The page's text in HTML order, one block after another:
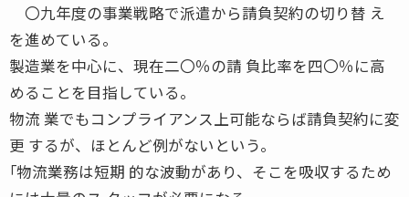
〇九年度の事業戦略で派遣から請負契約の切り替 え
を進めている。
製造業を中心に、現在二〇％の請 負比率を四〇％に高
めることを目指している。
物流 業でもコンプライアンス上可能ならば請負契約に変
更 するが、ほとんど例がないという。
｢物流業務は短期 的な波動があり、そこを吸収するため